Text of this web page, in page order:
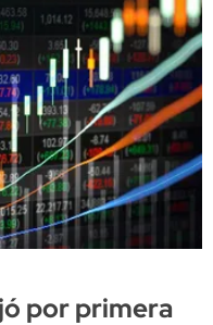
por primera